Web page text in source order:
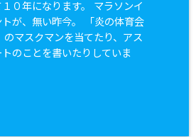
１０年になります。 マラソンイ
トが、無い昨今。 「炎の体育会
のマスクマンを当てたり、アス
トのことを書いたりしていま